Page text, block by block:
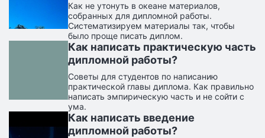
Как не утонуть в океане материалов,
собранных для дипломной работы.
Систематизируем материалы так, чтобы
было проще писать диплом.
Как написать практическую часть
дипломной работы?
Советы для студентов по написанию
практической главы диплома. Как правильно
написать эмпирическую часть и не сойти с
ума.
Как написать введение
дипломной работы?